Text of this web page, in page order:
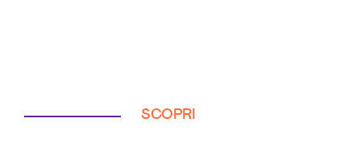
SCOPRI